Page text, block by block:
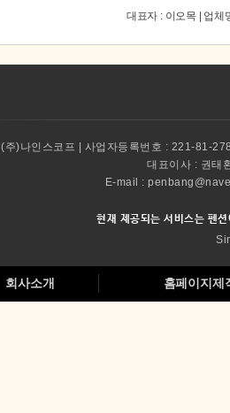
대표자 : 이오목 | 업
(주)나인스코프 | 사업자등록번호 : 221-81-
대표이사 : 권태
E-mail :
현재 제공되는 서비스는 펜
회사소개 홈페이지제